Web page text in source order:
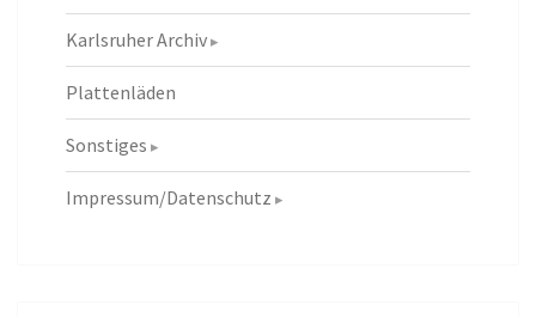
Karlsruher Archiv
Plattenläden
Sonstiges
Impressum/Datenschutz